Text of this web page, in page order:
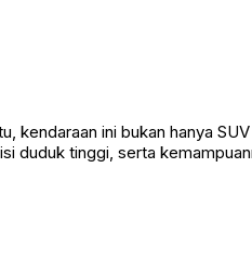
ini bukan hanya
duduk tinggi, serta